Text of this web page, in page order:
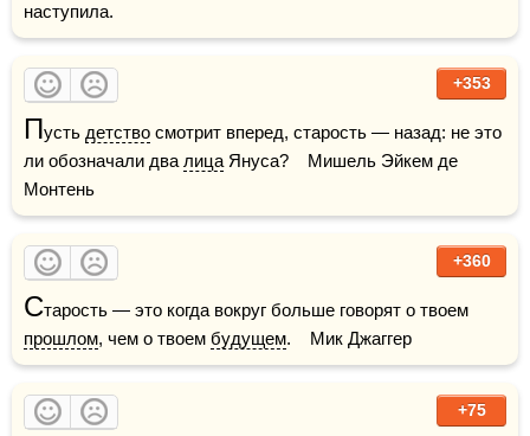
наступила.
+353
Пусть детство смотрит вперед, старость — назад: не это
ли обозначали два лица Януса?    Мишель Эйкем де
Монтень
+360
С
прошлом, чем о твоем будущем.    Мик Джаггер
+75